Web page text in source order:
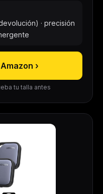
· precisión
›
tu talla antes